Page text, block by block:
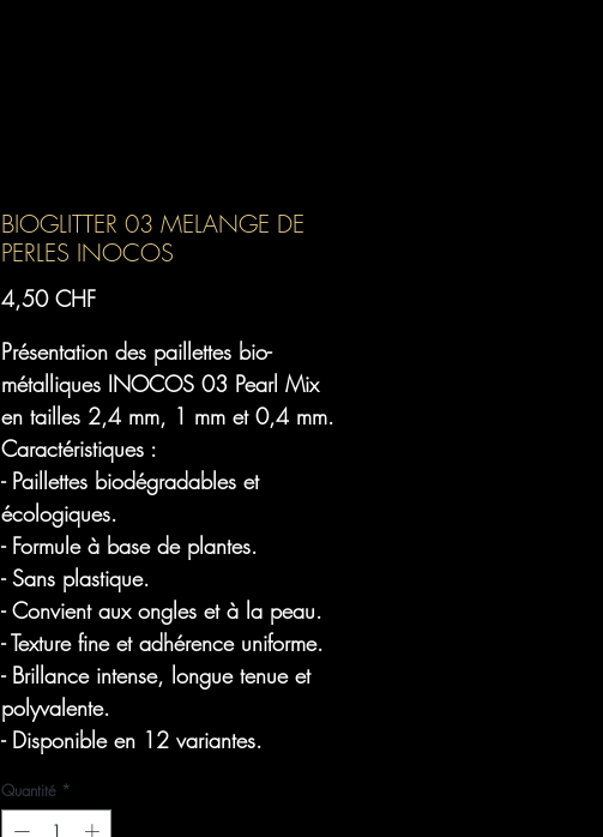
BIOGLITTER 03 MELANGE DE
PERLES INOCOS
4,50 CHFPrix
Présentation des paillettes bio-
métalliques INOCOS 03 Pearl Mix
en tailles 2,4 mm, 1 mm et 0,4 mm.
Caractéristiques :
- Paillettes biodégradables et
écologiques.
- Formule à base de plantes.
- Sans plastique.
- Convient aux ongles et à la peau.
- Texture fine et adhérence uniforme.
- Brillance intense, longue tenue et
polyvalente.
- Disponible en 12 variantes.
Quantité *